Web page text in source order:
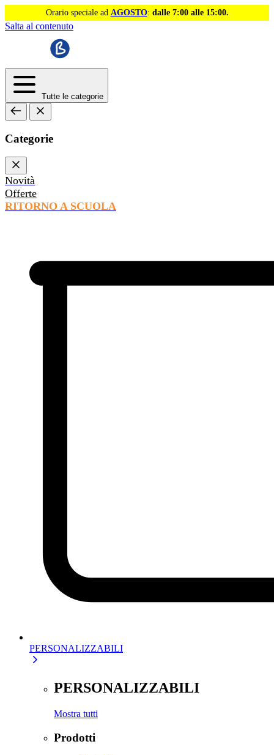
Orario speciale ad AGOSTO: dalle 7:00 alle 15:00.
Salta al contenuto
Tutte le categorie
Categorie
Novità
Offerte
RITORNO A SCUOLA
PERSONALIZZABILI
PERSONALIZZABILI
Mostra tutti
Prodotti